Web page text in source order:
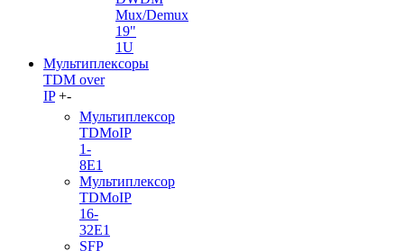
Mux/Demux
19"
1U
Мультиплексоры
TDM over
IP +-
Мультиплексор
TDMoIP
1-
8E1
Мультиплексор
TDMoIP
16-
32E1
SFP